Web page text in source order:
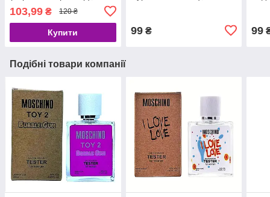
103,99 ₴ 120 ₴
Купити 99₴ 99
Подібні товари компанії